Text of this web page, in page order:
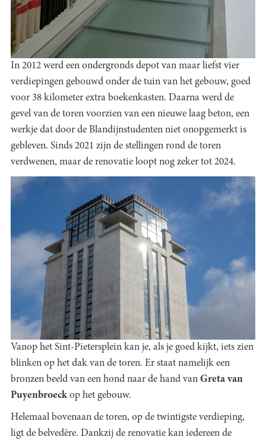
In 2012 werd een ondergronds depot van maar liefst vier
verdiepingen gebouwd onder de tuin van het gebouw, goed
voor 38 kilometer extra boekenkasten. Daarna werd de
gevel van de toren voorzien van een nieuwe laag beton, een
werkje dat door de Blandijnstudenten niet onopgemerkt is
gebleven. Sinds 2021 zijn de stellingen rond de toren
verdwenen, maar de renovatie loopt nog zeker tot 2024.
Vanop het Sint-Pietersplein kan je, als je goed kijkt, iets zien
blinken op het dak van de toren. Er staat namelijk een
bronzen beeld van een hond naar de hand van Greta van
Puyenbroeckop het gebouw.
Helemaal bovenaan de toren, op de twintigste verdieping,
ligt de belvedère. Dankzij de renovatie kan iedereen de